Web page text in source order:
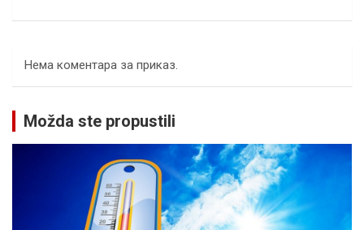
Нема коментара за приказ.
Možda ste propustili